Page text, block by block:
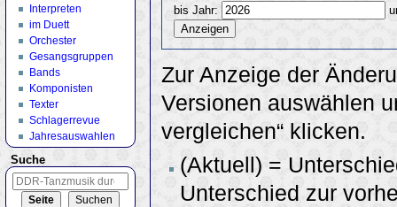
bis Jahr:
Zur Anzeige der
Versionen auswählen
vergleichen“ klicken.
(Aktuell) =
Unterschied zur
Interpreten
im Duett
Orchester
Gesangsgruppen
Bands
Komponisten
Texter
Schlagerrevue
Jahresauswahlen
Suche